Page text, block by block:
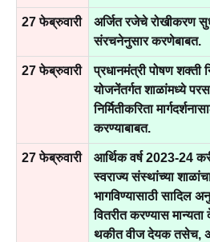
27 फेब्रुवारी
अर्जित रजेचे रोखीकरण
संरचनेनुसार करणेबाबत.
27 फेब्रुवारी
प्रधानमंत्री पोषण शक्ती
योजनेंतर्गत शाळांमध्ये
निर्मितीकरिता
करण्याबाबत.
27 फेब्रुवारी
आर्थिक वर्ष 2023-24
स्वराज्य संस्थांच्या
भागविण्यासाठी सादिल
वितरीत करण्यास मान्यता
थकीत वीज देयक तसेच,